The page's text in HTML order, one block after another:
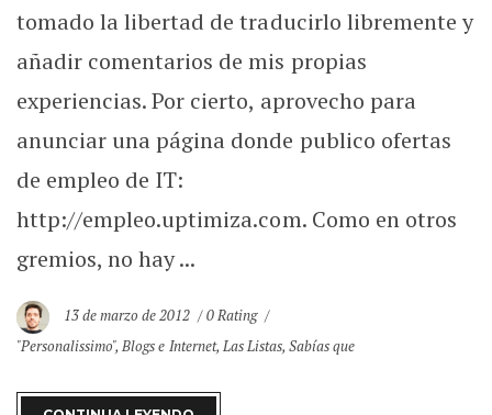
tomado la libertad de traducirlo libremente y
añadir comentarios de mis propias
experiencias. Por cierto, aprovecho para
anunciar una página donde publico ofertas
de empleo de IT:
http://empleo.uptimiza.com. Como en otros
gremios, no hay ...
13 de marzo de 2012
0 Rating
"Personalissimo",Blogs e Internet,Las Listas,Sabías que